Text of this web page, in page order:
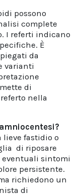
possono
complete
I referti indicano
È
da
varianti
di
nella
lieve fastidio o
di riposare
eventuali sintomi
persistente.
richiedono un
di